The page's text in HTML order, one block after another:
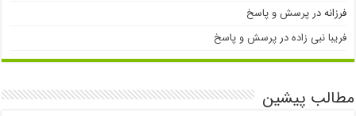
فرزانهدرپرسش و پاسخ
فریبا نبی زادهدرپرسش و پاسخ
مطالب پیشین